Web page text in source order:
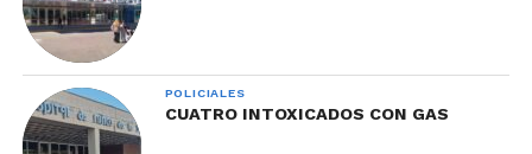
POLICIALES
CUATRO INTOXICADOS CON GAS